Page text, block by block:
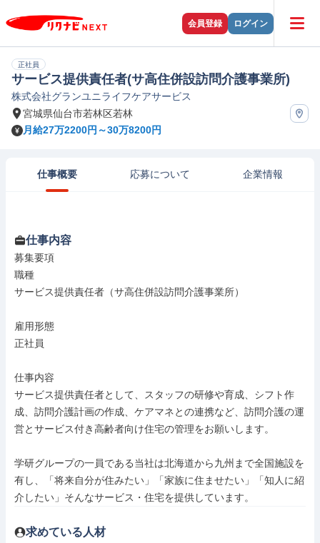
会員登録 ログイン
正社員
サービス提供責任者(サ高住併設訪問介護事業所)
株式会社グランユニライフケアサービス
宮城県仙台市若林区若林
月給27万2200円～30万8200円
仕事概要 応募について 企業情報
仕事内容
募集要項
職種
サービス提供責任者（サ高住併設訪問介護事業所）
雇用形態
正社員
仕事内容
サービス提供責任者として、スタッフの研修や育成、シフト作
成、訪問介護計画の作成、ケアマネとの連携など、訪問介護の運
営とサービス付き高齢者向け住宅の管理をお願いします。
学研グループの一員である当社は北海道から九州まで全国施設を
有し、「将来自分が住みたい」「家族に住ませたい」「知人に紹
介したい」そんなサービス・住宅を提供しています。
求めている人材